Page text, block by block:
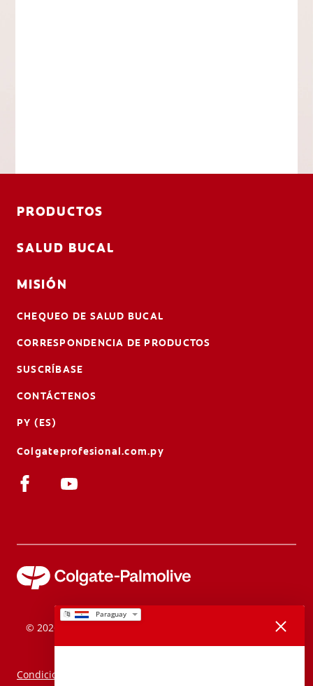
PRODUCTOS
SALUD BUCAL
MISIÓN
CHEQUEO DE SALUD BUCAL
CORRESPONDENCIA DE PRODUCTOS
SUSCRÍBASE
CONTÁCTENOS
PY (ES)
Colgateprofesional.com.py
© 2026 Colgate-Palmolive Company. Todos los derechos
Condiciones de uso